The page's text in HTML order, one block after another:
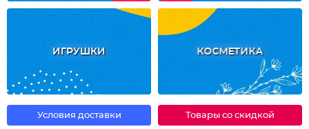
ИГРУШКИ КОСМЕТИКА
Условия доставки Товары со скидкой